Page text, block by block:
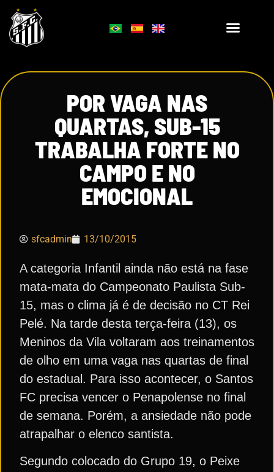
POR VAGA NAS
QUARTAS, SUB-15
TRABALHA FORTE NO
CAMPO E NO
EMOCIONAL
sfcadmin 13/10/2015
A categoria Infantil ainda não está na fase
mata-mata do Campeonato Paulista Sub-
15, mas o clima já é de decisão no CT Rei
Pelé. Na tarde desta terça-feira (13), os
Meninos da Vila voltaram aos treinamentos
de olho em uma vaga nas quartas de final
do estadual. Para isso acontecer, o Santos
FC precisa vencer o Penapolense no final
de semana. Porém, a ansiedade não pode
atrapalhar o elenco santista.
Segundo colocado do Grupo 19, o Peixe